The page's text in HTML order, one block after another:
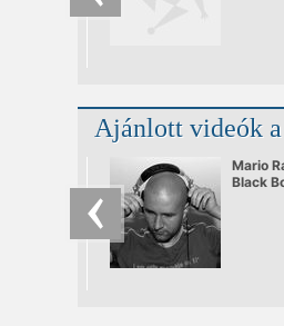
Ajánlott videók
Mario
Black